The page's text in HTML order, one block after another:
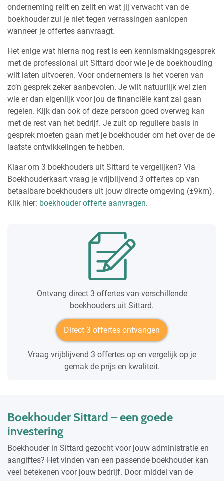
onderneming reilt en zeilt en wat jij verwacht van de
boekhouder zul je niet tegen verrassingen aanlopen
wanneer je offertes aanvraagt.
Het enige wat hierna nog rest is een kennismakingsgesprek
met de professional uit Sittard door wie je de boekhouding
wilt laten uitvoeren. Voor ondernemers is het voeren van
zo’n gesprek zeker aanbevolen. Je wilt natuurlijk wel zien
wie er dan eigenlijk voor jou de financiële kant zal gaan
regelen. Kijk dan ook of deze persoon goed overweg kan
met de rest van het bedrijf. Je zult op reguliere basis in
gesprek moeten gaan met je boekhouder om het over de de
laatste ontwikkelingen te hebben.
Klaar om 3 boekhouders uit Sittard te vergelijken? Via
Boekhouderkaart vraag je vrijblijvend 3 offertes op van
betaalbare boekhouders uit jouw directe omgeving (±9km).
Klik hier: boekhouder offerte aanvragen.
Ontvang direct 3 offertes van verschillende
boekhouders uit Sittard.
Direct 3 offertes ontvangen
Vraag vrijblijvend 3 offertes op en vergelijk op je
gemak de prijs en kwaliteit.
Boekhouder Sittard – een goede
investering
Boekhouder in Sittard gezocht voor jouw administratie en
aangiftes? Het vinden van een passende boekhouder kan
veel betekenen voor jouw bedrijf. Door middel van de